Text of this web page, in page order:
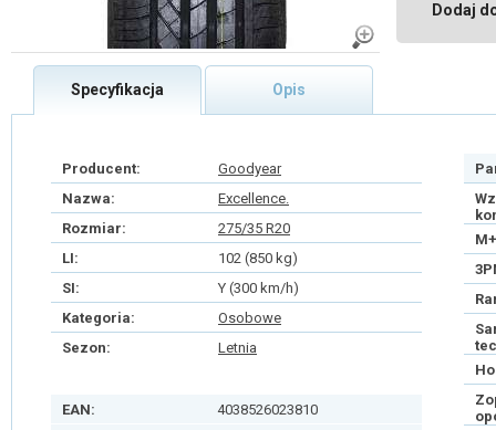
Dodaj
Specyfikacja Opis
Producent:
Goodyear
Nazwa:
Excellence.
Rozmiar:
275/35 R20
LI:
102 (850 kg)
SI:
Y (300 km/h)
Kategoria:
Osobowe
Sezon:
Letnia
EAN:
4038526023810